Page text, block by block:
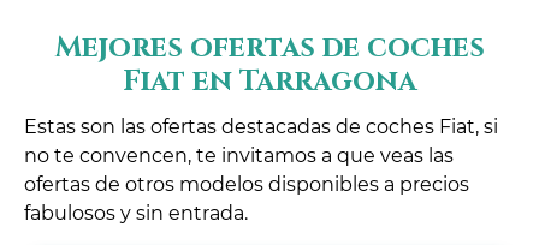
Mejores ofertas de coches
Fiat en Tarragona
Estas son las ofertas destacadas de coches Fiat, si
no te convencen, te invitamos a que veas las
ofertas de otros modelos disponibles a precios
fabulosos y sin entrada.